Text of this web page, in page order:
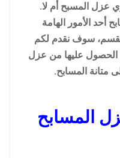
عزل المسبح أم لا.
أحد الأمور الهامة
سوف نقدم لكم
الحصول عليها من عزل
متانة المسابح.
المسابح